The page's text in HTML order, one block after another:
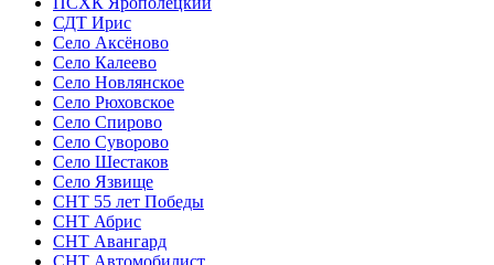
СДТ Ирис
Село Аксёново
Село Калеево
Село Новлянское
Село Рюховское
Село Спирово
Село Суворово
Село Шестаков
Село Язвище
СНТ 55 лет Победы
СНТ Абрис
СНТ Авангард
СНТ Автомобилист